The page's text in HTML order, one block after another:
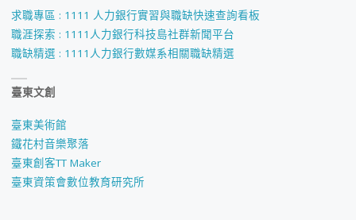
求職專區 : 1111 人力銀行實習與職缺快速查詢看板
職涯探索 : 1111人力銀行科技島社群新聞平台
職缺精選 : 1111人力銀行數媒系相關職缺精選
臺東文創
臺東美術館
鐵花村音樂聚落
臺東創客TT Maker
臺東資策會數位教育研究所